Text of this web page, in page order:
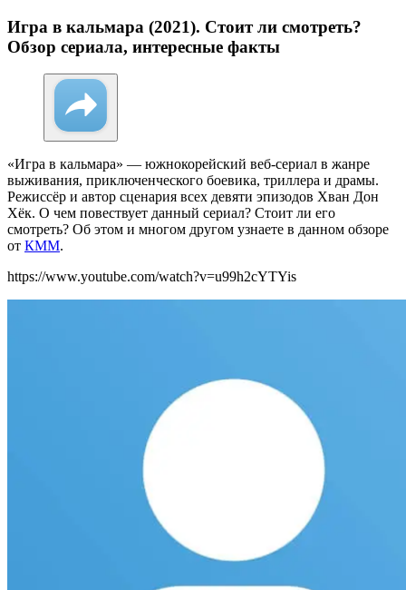
Игра в кальмара (2021). Стоит ли смотреть?
Обзор сериала, интересные факты
«Игра в кальмара» — южнокорейский веб-сериал в жанре
выживания, приключенческого боевика, триллера и драмы.
Режиссёр и автор сценария всех девяти эпизодов Хван Дон
Хёк. О чем повествует данный сериал? Стоит ли его
смотреть? Об этом и многом другом узнаете в данном обзоре
от КММ.
https://www.youtube.com/watch?v=u99h2cYTYis